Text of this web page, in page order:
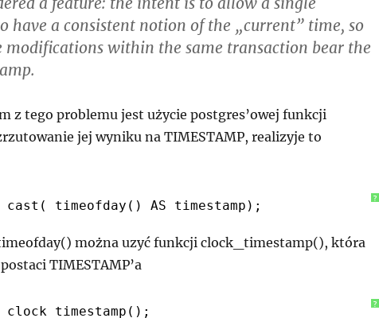
have a consistent notion of the „current” time, so
within the same transaction bear the
z tego problemu jest użycie postgres’owej funkcji
jej wyniku na TIMESTAMP, realizyje to
?
cast( timeofday() AS timestamp);
można uzyć funkcji clock_timestamp(), która
TIMESTAMP’a
?
clock_timestamp();